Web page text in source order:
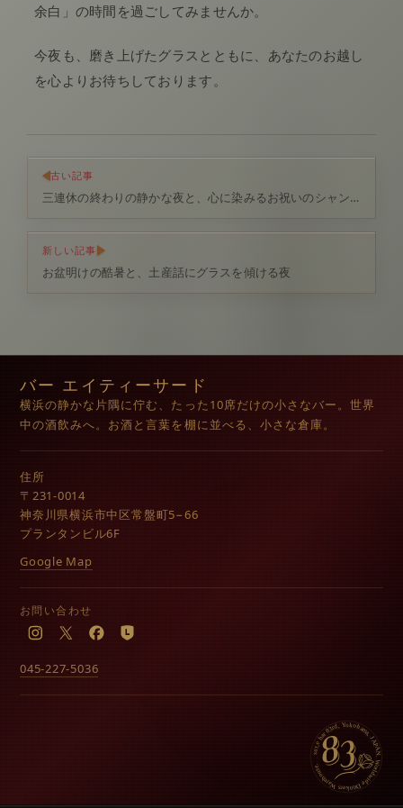
余白」の時間を過ごしてみませんか。
今夜も、磨き上げたグラスとともに、あなたのお越し
を心よりお待ちしております。
古い記事
三連休の終わりの静かな夜と、心に染みるお祝いのシャンパン
新しい記事
お盆明けの酷暑と、土産話にグラスを傾ける夜
バー エイティーサード
横浜の静かな片隅に佇む、たった10席だけの小さなバー。世界
中の酒飲みへ。お酒と言葉を棚に並べる、小さな倉庫。
住所
〒231-0014
神奈川県横浜市中区常盤町5−66
プランタンビル6F
Google Map
お問い合わせ
Instagram
X Facebook
LINE
045-227-5036